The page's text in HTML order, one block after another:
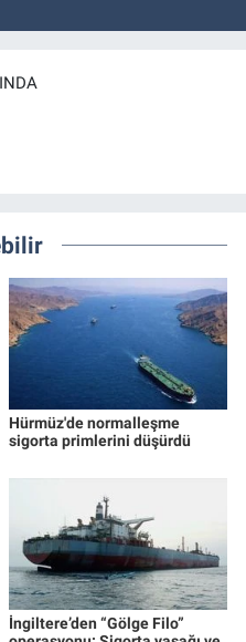
Hürmüz'de normalleşme
sigorta primlerini düşürdü
İngiltere’den “Gölge Filo”